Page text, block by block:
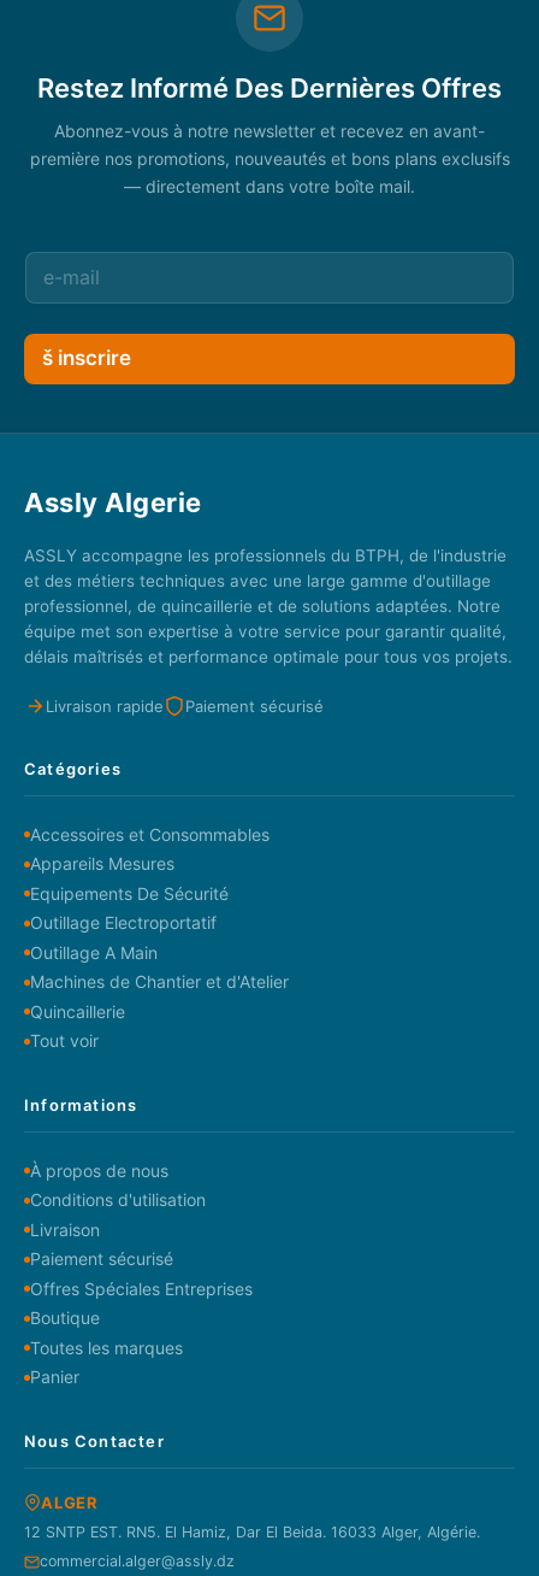
Restez Informé Des Dernières Offres
Abonnez-vous à notre newsletter et recevez en avant-
première nos promotions, nouveautés et bons plans exclusifs
— directement dans votre boîte mail.
š inscrire
Assly Algerie
ASSLY accompagne les professionnels du BTPH, de l'industrie
et des métiers techniques avec une large gamme d'outillage
professionnel, de quincaillerie et de solutions adaptées. Notre
équipe met son expertise à votre service pour garantir qualité,
délais maîtrisés et performance optimale pour tous vos projets.
Livraison rapide Paiement sécurisé
Catégories
Accessoires et Consommables
Appareils Mesures
Equipements De Sécurité
Outillage Electroportatif
Outillage A Main
Machines de Chantier et d'Atelier
Quincaillerie
Tout voir
Informations
À propos de nous
Conditions d'utilisation
Livraison
Paiement sécurisé
Offres Spéciales Entreprises
Boutique
Toutes les marques
Panier
Nous Contacter
ALGER
12 SNTP EST. RN5. El Hamiz, Dar El Beida. 16033 Alger, Algérie.
commercial.alger@assly.dz